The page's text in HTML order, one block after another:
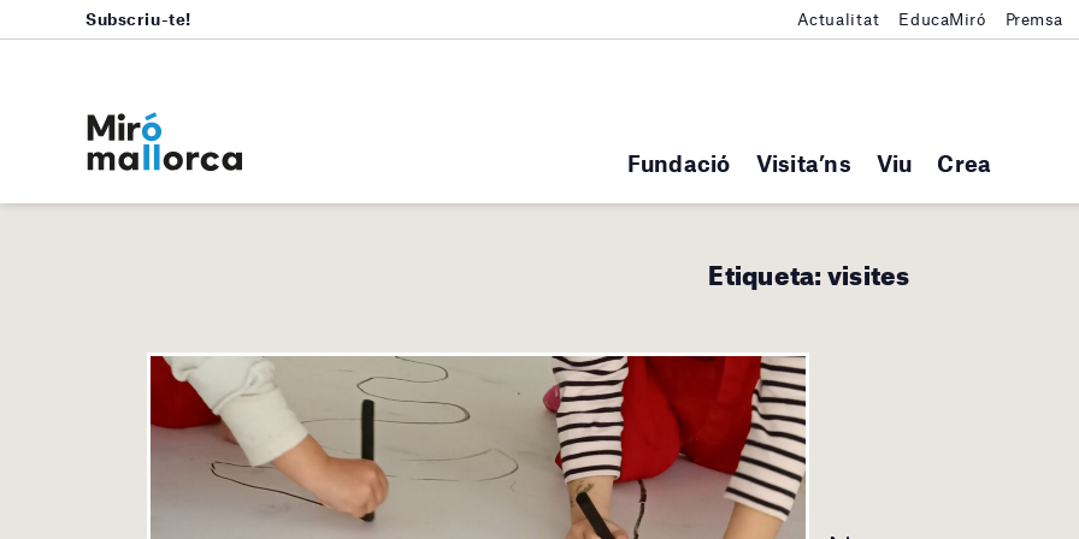
Fundació Visita’ns Viu Crea
Subscriu-te! Actualitat EducaMiró Premsa
Etiqueta:visites